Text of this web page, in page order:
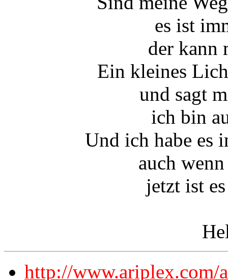
es ist
der kann
Ein kleines
und sagt
ich bin
Und ich habe es
auch
jetzt ist
http://www.ariplex.com/